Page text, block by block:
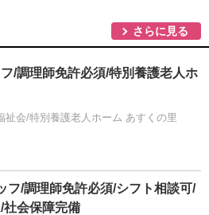
さらに見る
/調理師免許必須/特別養護老人ホ
会/特別養護老人ホーム あすくの里
フ/調理師免許必須/シフト相談可/
社会保障完備